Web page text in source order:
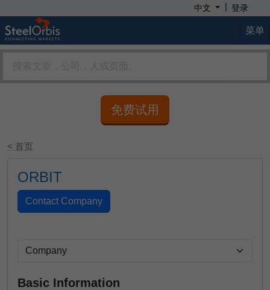
中文 | 登录
菜单
免费试用
< 首页
ORBIT
Basic Information